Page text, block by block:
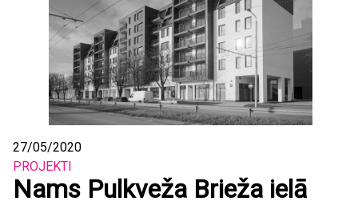
27/05/2020
PROJEKTI
Nams Pulkveža Brieža ielā